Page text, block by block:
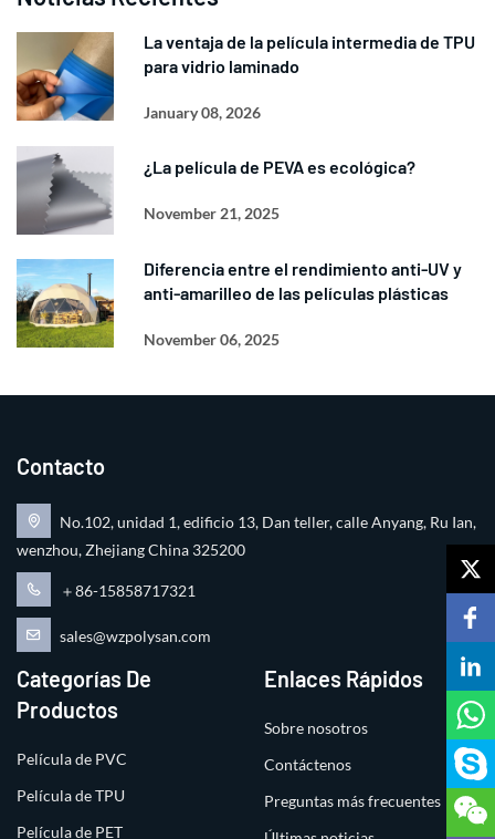
La ventaja de la película intermedia de TPU
para vidrio laminado
January 08, 2026
¿La película de PEVA es ecológica?
November 21, 2025
Diferencia entre el rendimiento anti-UV y
anti-amarilleo de las películas plásticas
November 06, 2025
Contacto
No.102, unidad 1, edificio 13, Dan teller, calle Anyang, Ru Ian,
wenzhou, Zhejiang China 325200
＋86-15858717321
sales@wzpolysan.com
Categorías De
Productos
Película de PVC
Película de TPU
Película de PET
Enlaces Rápidos
Sobre nosotros
Contáctenos
Preguntas más frecuentes